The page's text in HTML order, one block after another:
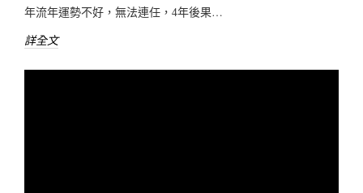
年流年運勢不好，無法連任，4年後果…
詳全文